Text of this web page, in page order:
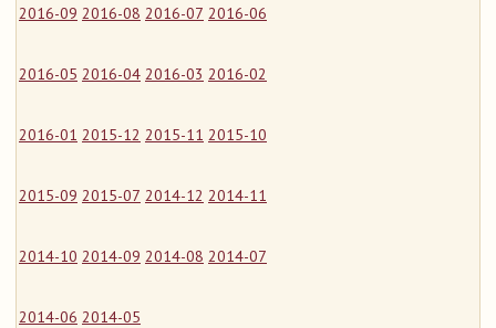
2016-09 2016-08 2016-07 2016-06
2016-05 2016-04 2016-03 2016-02
2016-01 2015-12 2015-11 2015-10
2015-09 2015-07 2014-12 2014-11
2014-10 2014-09 2014-08 2014-07
2014-06 2014-05